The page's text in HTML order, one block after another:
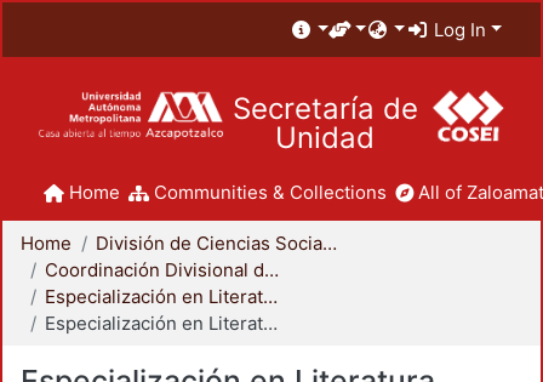
Log In
Secretaría de
Unidad
Home Communities & Collections All of
Home
División de Ciencias Sociales y Humanidades
Coordinación Divisional de Posgrado
Especialización en Literatura Mexicana del Siglo XX
Especialización en Literatura Mexicana del Siglo XX